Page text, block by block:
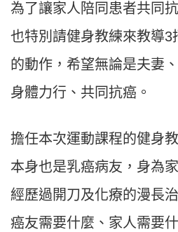
為了讓家人陪同患者共同
也特別請健身教練來教導3
的動作，希望無論是夫妻
身體力行、共同抗癌。
擔任本次運動課程的健身
本身也是乳癌病友，身為
經歷過開刀及化療的漫長
癌友需要什麼、家人需要